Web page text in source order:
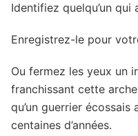
Identifiez quelqu’un
Enregistrez-le pour
Ou fermez les yeux un
franchissant cette
qu’un guerrier
centaines d’années.